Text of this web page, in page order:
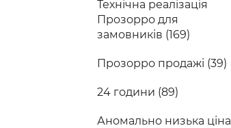
Технічна реалізація
Прозорро для
замовників (169)
Прозорро продажі (39)
24 години (89)
Аномально низька ціна